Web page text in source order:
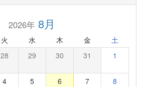
2026年8月
火 水 木 金 土
28 29 30 31 1
4 5 6 7 8